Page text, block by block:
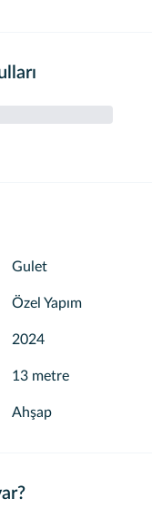
Gulet
Özel Yapım
2024
13 metre
Ahşap